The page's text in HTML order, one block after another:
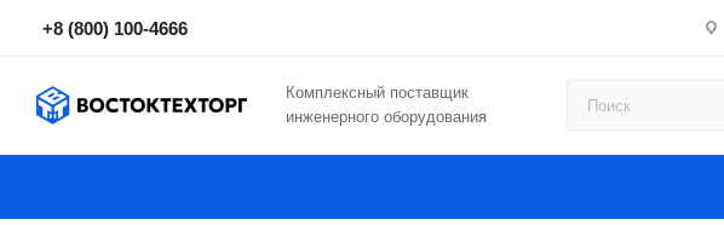
+8 (800) 100-4666
Комплексный поставщик
инженерного оборудования